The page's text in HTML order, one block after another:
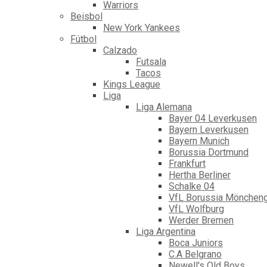
Warriors
Beisbol
New York Yankees
Fútbol
Calzado
Futsala
Tacos
Kings League
Liga
Liga Alemana
Bayer 04 Leverkusen
Bayern Leverkusen
Bayern Munich
Borussia Dortmund
Frankfurt
Hertha Berliner
Schalke 04
VfL Borussia
VfL Wolfburg
Werder Bremen
Liga Argentina
Boca Juniors
C.A Belgrano